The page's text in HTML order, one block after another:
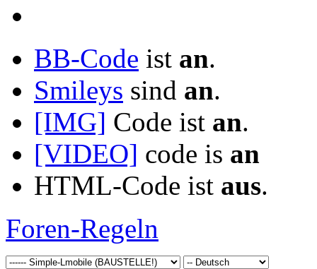
BB-Code ist an.
Smileys sind an.
[IMG] Code ist an.
[VIDEO] code is an
HTML-Code ist aus.
Foren-Regeln